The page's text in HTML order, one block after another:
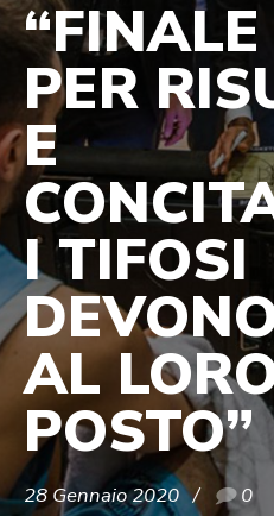
PER
E
I TIFOSI
AL
POSTO”
28 Gennaio 2020 0